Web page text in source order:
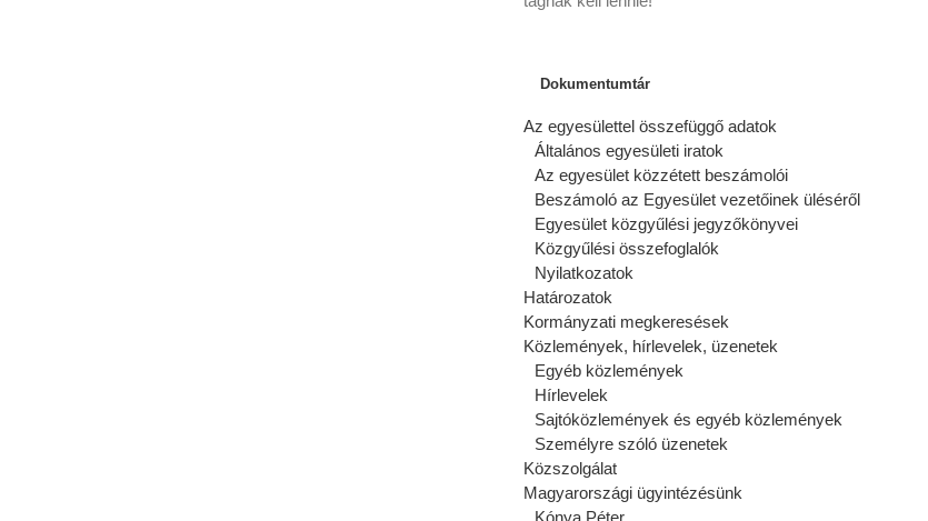
Dokumentumtár
Az egyesülettel összefüggő adatok
Általános egyesületi iratok
Az egyesület közzétett beszámolói
Beszámoló az Egyesület vezetőinek üléséről
Egyesület közgyűlési jegyzőkönyvei
Közgyűlési összefoglalók
Nyilatkozatok
Határozatok
Kormányzati megkeresések
Közlemények, hírlevelek, üzenetek
Egyéb közlemények
Hírlevelek
Sajtóközlemények és egyéb közlemények
Személyre szóló üzenetek
Közszolgálat
Magyarországi ügyintézésünk
Kónya Péter